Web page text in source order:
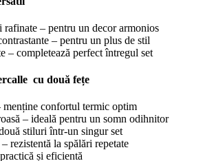
rafinate – pentru un decor armonios
– pentru un plus de stil
– completează perfect întregul set
cu două fețe
confortul termic optim
– ideală pentru un somn odihnitor
stiluri într-un singur set
rezistentă la spălări repetate
și eficientă